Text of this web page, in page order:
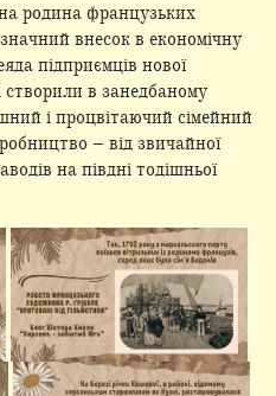
родина французьких
внесок в економічну
підприємців нової
створили в занедбаному
і процвітаючий сімейний
– від звичайної
на півдні тодішньої